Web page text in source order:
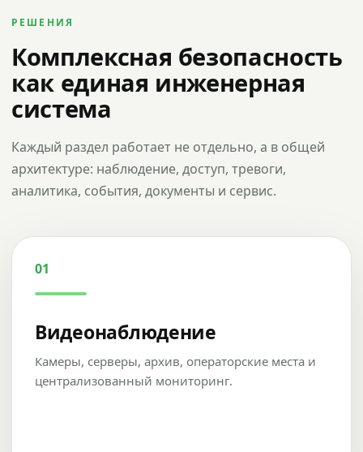
РЕШЕНИЯ
Комплексная безопасность
как единая инженерная
система
Каждый раздел работает не отдельно, а в общей
архитектуре: наблюдение, доступ, тревоги,
аналитика, события, документы и сервис.
01
Видеонаблюдение
Камеры, серверы, архив, операторские места и
централизованный мониторинг.